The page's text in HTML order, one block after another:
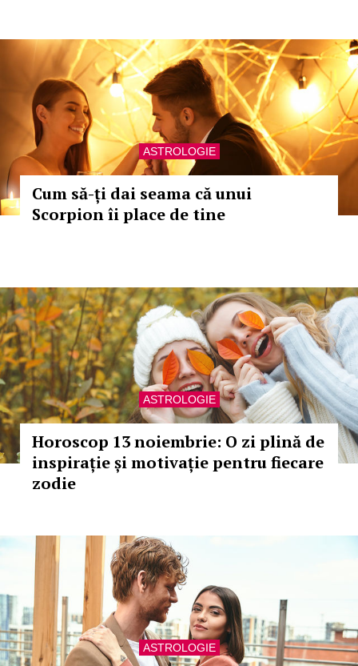
ASTROLOGIE
Cum să-ți dai seama că unui
Scorpion îi place de tine
ASTROLOGIE
Horoscop 13 noiembrie: O zi plină de
inspirație și motivație pentru fiecare
zodie
ASTROLOGIE